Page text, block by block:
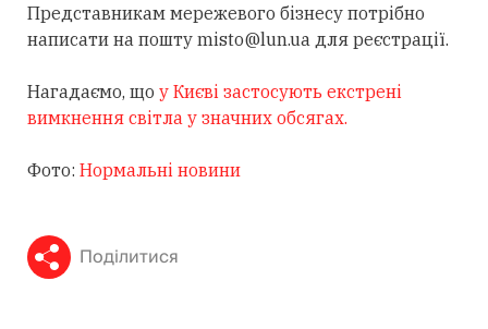
Представникам мережевого бізнесу потрібно
написати на пошту misto@lun.ua для реєстрації.
Нагадаємо, що у Києві застосують екстрені
вимкнення світла у значних обсягах.
Фото: Нормальні новини
Поділитися